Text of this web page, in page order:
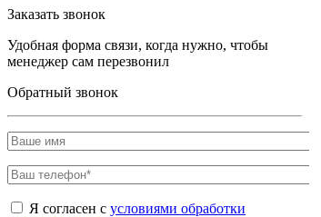
Заказать звонок
Удобная форма связи, когда нужно, чтобы
менеджер сам перезвонил
Обратный звонок
Я согласен с условиями обработки